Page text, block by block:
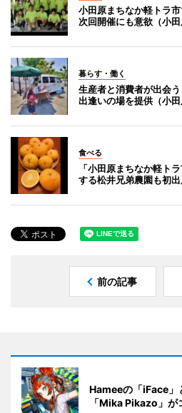
小田原まちなか軽トラ
次回開催にも意欲（小田
暮らす・働く
生産者と消費者が出会
出逢いの場を提供（小田
食べる
「小田原まちなか軽ト
する松井兄弟農園も初出
前の記事
Hameeの「iFace」
「Mika Pikazo」が